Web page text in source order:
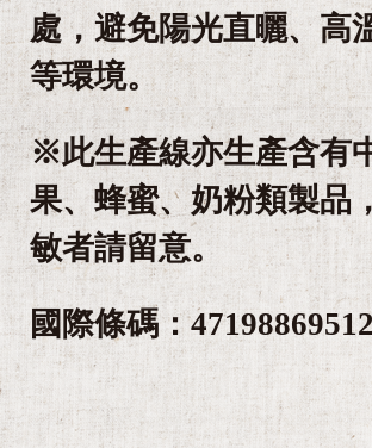
處，避免陽光直曬、高
等環境。
※此生產線亦生產含有
果、蜂蜜、奶粉類製品
敏者請留意。
國際條碼：